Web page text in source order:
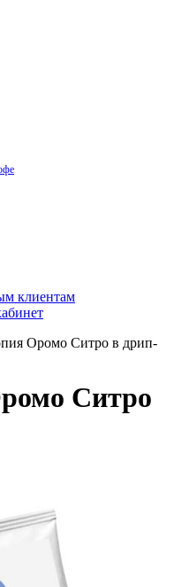
клиентам
Оромо Ситро в дрип-
Ситро